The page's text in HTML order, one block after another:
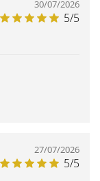
30/07/2026
5/5
27/07/2026
5/5